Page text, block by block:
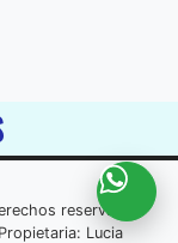
reservados
Lucia